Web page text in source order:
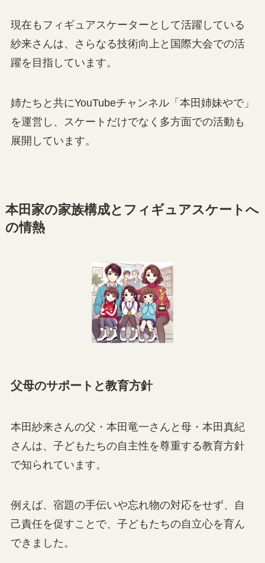
現在もフィギュアスケーターとして活躍している
紗来さんは、さらなる技術向上と国際大会での活
躍を目指しています。
姉たちと共にYouTubeチャンネル「本田姉妹やで」
を運営し、スケートだけでなく多方面での活動も
展開しています。
本田家の家族構成とフィギュアスケートへ
の情熱
父母のサポートと教育方針
本田紗来さんの父・本田竜一さんと母・本田真紀
さんは、子どもたちの自主性を尊重する教育方針
で知られています。
例えば、宿題の手伝いや忘れ物の対応をせず、自
己責任を促すことで、子どもたちの自立心を育ん
できました。